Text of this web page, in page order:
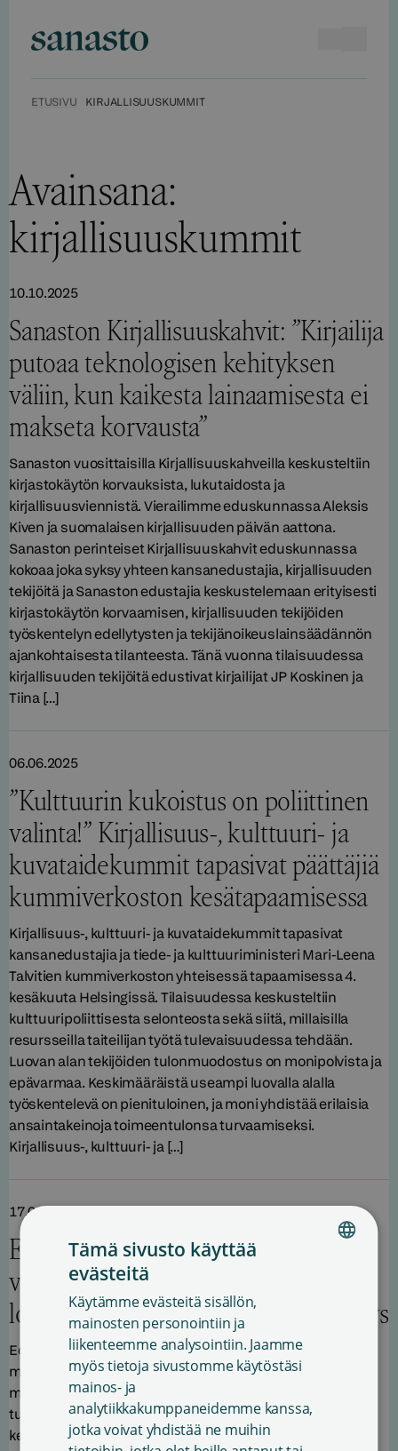
sisältöön
ETUSIVU KIRJALLISUUSKUMMIT
Avainsana:
kirjallisuuskummit
10.10.2025
Sanaston Kirjallisuuskahvit: ”Kirjailija
putoaa teknologisen kehityksen
väliin, kun kaikesta lainaamisesta ei
makseta korvausta”
Sanaston vuosittaisilla Kirjallisuuskahveilla keskusteltiin
kirjastokäytön korvauksista, lukutaidosta ja
kirjallisuusviennistä. Vierailimme eduskunnassa Aleksis
Kiven ja suomalaisen kirjallisuuden päivän aattona.
Sanaston perinteiset Kirjallisuuskahvit eduskunnassa
kokoaa joka syksy yhteen kansanedustajia, kirjallisuuden
tekijöitä ja Sanaston edustajia keskustelemaan erityisesti
kirjastokäytön korvaamisen, kirjallisuuden tekijöiden
työskentelyn edellytysten ja tekijänoikeuslainsäädännön
ajankohtaisesta tilanteesta. Tänä vuonna tilaisuudessa
kirjallisuuden tekijöitä edustivat kirjailijat JP Koskinen ja
Tiina […]
06.06.2025
”Kulttuurin kukoistus on poliittinen
valinta!” Kirjallisuus-, kulttuuri- ja
kuvataidekummit tapasivat päättäjiä
kummiverkoston kesätapaamisessa
Kirjallisuus-, kulttuuri- ja kuvataidekummit tapasivat
kansanedustajia ja tiede- ja kulttuuriministeri Mari-Leena
Talvitien kummiverkoston yhteisessä tapaamisessa 4.
kesäkuuta Helsingissä. Tilaisuudessa keskusteltiin
kulttuuripoliittisesta selonteosta sekä siitä, millaisilla
resursseilla taiteilijan työtä tulevaisuudessa tehdään.
Luovan alan tekijöiden tulonmuodostus on monipolvista ja
epävarmaa. Keskimääräistä useampi luovalla alalla
työskentelevä on pienituloinen, ja moni yhdistää erilaisia
ansaintakeinoja toimeentulonsa turvaamiseksi.
Kirjallisuus-, kulttuuri- ja […]
17.01.2024
E-lainauskorvausta edistettiin usean
vuoden ajan: lakia muutettiin, mutta
lopputulos oli osittain myös pettymys
Eduskunta hyväksyi joulukuussa 2023 tekijänoikeuslain
muuttamista koskevan pykäläehdotuksen. Lain
muuttamisen myötä kirjastojen e-kirjat ja e-äänikirjat
tulivat e-lainauskorvauksen piiriin. Tässä artikkelissa
kertaamme, miten vaikuttamistyö e-lainauskorvauksen
SWEDISH
Tämä sivusto käyttää
evästeitä
Käytämme evästeitä sisällön,
mainosten personointiin ja
liikenteemme analysointiin. Jaamme
myös tietoja sivustomme käytöstäsi
mainos- ja
analytiikkakumppaneidemme kanssa,
jotka voivat yhdistää ne muihin